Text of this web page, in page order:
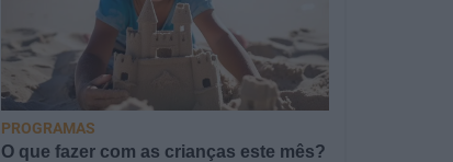
O que fazer com as crianças este mês?
PROGRAMAS